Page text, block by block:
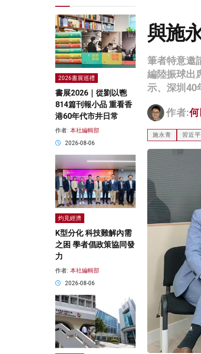
與施
筆者特意邀
編陸振球出
示、深圳40
作者:
施永青 習近平
2026書展巡禮
書展2026｜從劉以鬯
814篇刊報小品 重看香
港60年代市井日常
作者: 本社編輯部
2026-08-06
灼見經濟
K型分化 科技難解內需
之困 學者倡政策協同發
力
作者: 本社編輯部
2026-08-06